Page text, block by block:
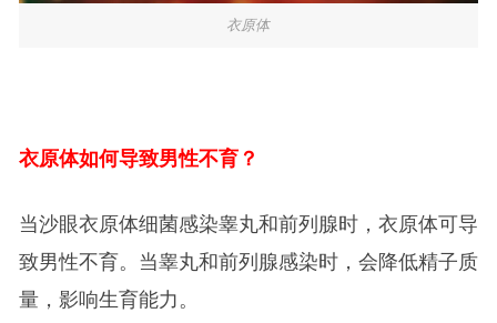
衣原体
衣原体如何导致男性不育？
当沙眼衣原体细菌感染睾丸和前列腺时，衣原体可导
致男性不育。当睾丸和前列腺感染时，会降低精子质
量，影响生育能力。